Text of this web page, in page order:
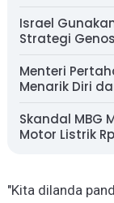
Israel
Strategi
Menteri
Menarik Diri
Skandal MBG
Motor Listrik
"Kita dilanda